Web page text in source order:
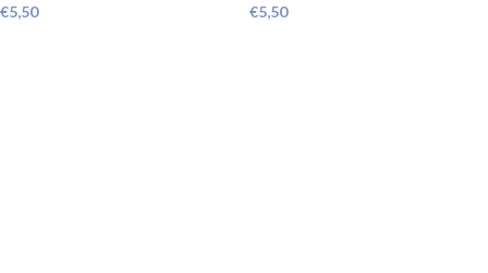
€5,50 €5,50